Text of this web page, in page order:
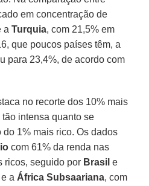
em concentração de
aTurquia, com 21,5% em
que poucos países têm, a
para 23,4%, de acordo com
no recorte dos 10% mais
intensa quanto se
1% mais rico. Os dados
com 61% da renda nas
ricos, seguido por Brasil e
a África Subsaariana, com